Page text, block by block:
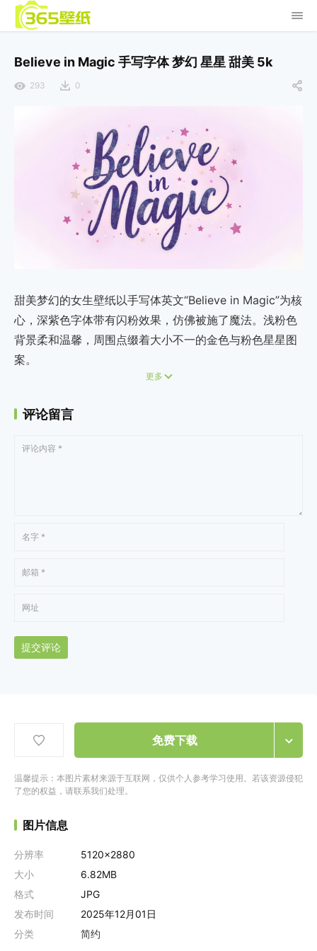
Believe in Magic 手写字体 梦幻 星星 甜美 5k
293 0
甜美梦幻的女生壁纸以手写体英文“Believe in Magic”为核
心，深紫色字体带有闪粉效果，仿佛被施了魔法。浅粉色
背景柔和温馨，周围点缀着大小不一的金色与粉色星星图
案。
更多
评论留言
提交评论
免费下载
温馨提示：本图片素材来源于互联网，仅供个人参考学习使用。若该资源侵犯
了您的权益，请联系我们处理。
图片信息
分辨率
5120x2880
大小
6.82MB
格式
JPG
发布时间
2025年12月01日
分类
简约